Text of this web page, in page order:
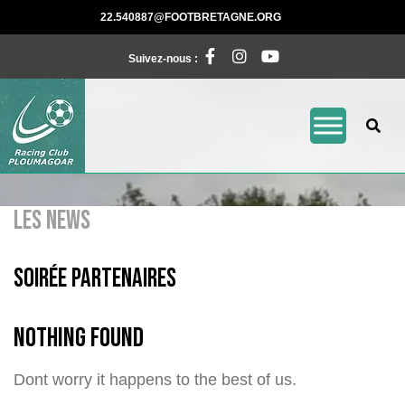
to
22.540887@FOOTBRETAGNE.ORG
Suivez-nous :
FacebookInstagramPinterest
LES NEWS
soirée partenaires
Nothing Found
Dont worry it happens to the best of us.